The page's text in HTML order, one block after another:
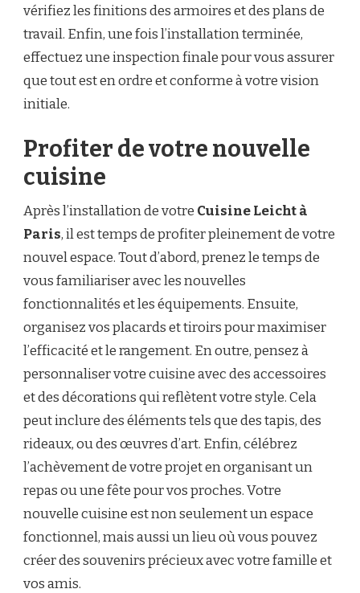
vérifiez les finitions des armoires et des plans de
travail. Enfin, une fois l’installation terminée,
effectuez une inspection finale pour vous assurer
que tout est en ordre et conforme à votre vision
initiale.
Profiter de votre nouvelle
cuisine
Après l’installation de votre Cuisine Leicht à
Paris, il est temps de profiter pleinement de votre
nouvel espace. Tout d’abord, prenez le temps de
vous familiariser avec les nouvelles
fonctionnalités et les équipements. Ensuite,
organisez vos placards et tiroirs pour maximiser
l’efficacité et le rangement. En outre, pensez à
personnaliser votre cuisine avec des accessoires
et des décorations qui reflètent votre style. Cela
peut inclure des éléments tels que des tapis, des
rideaux, ou des œuvres d’art. Enfin, célébrez
l’achèvement de votre projet en organisant un
repas ou une fête pour vos proches. Votre
nouvelle cuisine est non seulement un espace
fonctionnel, mais aussi un lieu où vous pouvez
créer des souvenirs précieux avec votre famille et
vos amis.